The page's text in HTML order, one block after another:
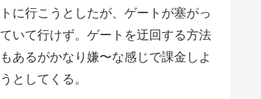
トに行こうとしたが、ゲートが塞がっ
ていて行けず。ゲートを迂回する方法
もあるがかなり嫌〜な感じで課金しよ
うとしてくる。